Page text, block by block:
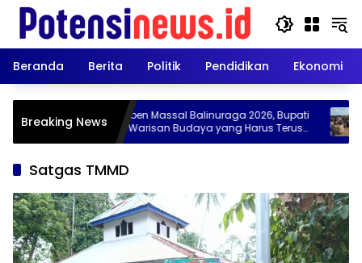
Langsung
konten
Beranda
Berita Politik Pendidikan Ekonomi
Breaking NewsNgaben Massal Balinuraga 2026, Bupati
Egi: Warisan Budaya yang Harus Terus
Dijaga
Warga
Lahan
Satgas TMMD